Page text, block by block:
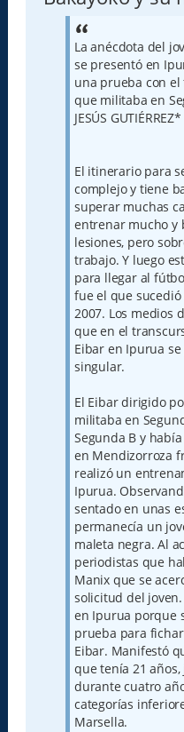
La anécdota del
se presentó en
una prueba con
que militaba en
JESÚS GUTIÉRREZ*
El itinerario para
complejo y tiene
superar muchas
entrenar mucho y
lesiones, pero
trabajo. Y luego
para llegar al
fue el que
2007. Los medios
que en el
Eibar en Ipurua
singular.
El Eibar dirigido
militaba en
Segunda B y
en Mendizorroza
realizó un
Ipurua.
sentado en unas
permanecía un
maleta negra. Al
periodistas que
Manix que se
solicitud del
en Ipurua porque
prueba para
Eibar. Manifestó
que tenía 21
durante cuatro
categorías
Marsella.